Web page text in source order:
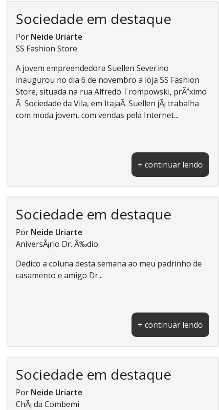
Sociedade em destaque
Por Neide Uriarte
SS Fashion Store
A jovem empreendedora Suellen Severino
inaugurou no dia 6 de novembro a loja SS Fashion
Store, situada na rua Alfredo Trompowski, prÃ³ximo
Ã Sociedade da Vila, em ItajaÃ­. Suellen jÃ¡ trabalha
com moda jovem, com vendas pela Internet...
+ continuar lendo
Sociedade em destaque
Por Neide Uriarte
AniversÃ¡rio Dr. Ã‰dio
Dedico a coluna desta semana ao meu padrinho de
casamento e amigo Dr...
+ continuar lendo
Sociedade em destaque
Por Neide Uriarte
ChÃ¡ da Combemi